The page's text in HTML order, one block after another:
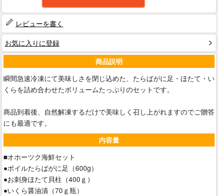
レビューを書く
お気に入りに登録
商品説明
瞬間急速冷凍にて美味しさを閉じ込めた、たらばがに足・ほたて・い
くらを詰め合わせたボリュームたっぷりのセットです。
商品到着後、自然解凍するだけで美味しく召し上がれますのでご贈答
にも最適です。
内容量
■オホーツク海鮮セット
●ボイルたらばがに足（600g）
●お刺身ほたて貝柱（400ｇ）
●いくら醤油漬（70ｇ瓶）